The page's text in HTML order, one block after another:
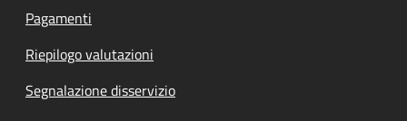
Pagamenti
Riepilogo valutazioni
Segnalazione disservizio